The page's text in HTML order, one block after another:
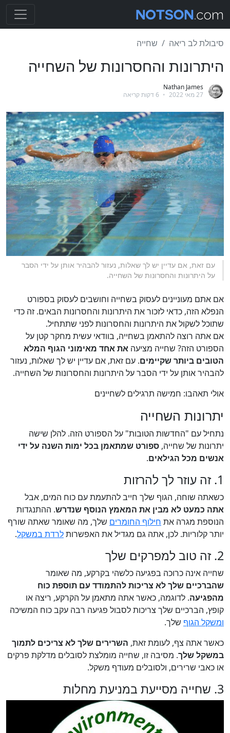
סיבולת לב ריאה שחייה
היתרונות והחסרונות של השחייה
Nathan James
27 מאי 2022
•
עם זאת, אם עדיין יש לך שאלות, נעזור להבהיר אותן על ידי הסבר
על היתרונות והחסרונות של השחייה.
אם אתם מעוניינים לעסוק בשחייה וחושבים לעסוק בספורט
הנפלא הזה, כדאי לזכור את היתרונות והחסרונות הבאים. זה כדי
שתוכל לשקול את היתרונות והחסרונות לפני שתתחיל.
אם אתה רוצה להתאמן בשחייה, בוודאי עשית מחקר קטן על
הספורט הזה? שחייה מציעה את אחד מאימוני הגוף המלא
הטובים ביותר שקיימים. עם זאת, אם עדיין יש לך שאלות, נעזור
להבהיר אותן על ידי הסבר על היתרונות והחסרונות של השחייה.
אולי תאהבו: חמישה תרגילים לשחיינים
יתרונות השחייה
נתחיל עם "החדשות הטובות" על הספורט הזה. להלן שישה
יתרונות של שחייה, ספורט שמתאמן בכל ימות השנה על ידי
אנשים מכל הגילאים.
1. זה עוזר לך להרזות
כשאתה שוחה, הגוף שלך חייב להתעמת עם כוח המים, אבל
אתה כמעט לא מבין את המאמץ הנוסף שנדרש. ההתנגדות
הנוספת מגרה את חילוף החומרים שלך, מה שאומר שאתה שורף
יותר קלוריות. לכן, אתה גם מגדיל את האפשרותלרדת במשקל.
2. זה טוב למפרקים שלך
שחייה אינה כרוכה בפגיעה כלשהי בקרקע, מה שאומר
שהברכיים שלך לא צריכות להתמודד עם תוספת כוח
מהפגיעה. לדוגמה, כאשר אתה מתאמן על הקרקע, ריצה או
קופץ, הברכיים שלך צריכות לסבול פגיעה רבה עקב כוח המשיכה
ומשקל הגוף שלך.
כאשר אתה צף, לעומת זאת, השרירים שלך לא צריכים לתמוך
במשקל שלך. מסיבה זו, שחייה מומלצת לסובלים מדלקת פרקים
או כאבי שרירים, ולסובלים מעודף משקל.
3. שחייה מסייעת במניעת מחלות